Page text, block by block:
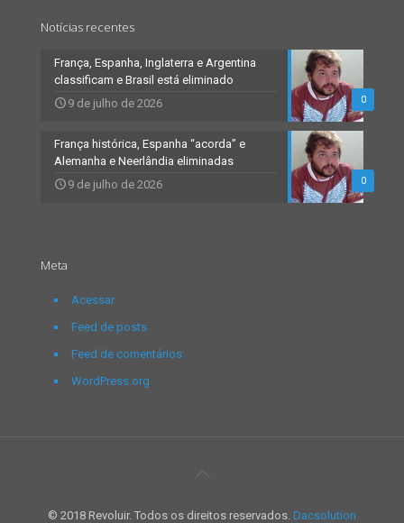
Notícias recentes
0
França, Espanha, Inglaterra e Argentina
classificam e Brasil está eliminado
9 de julho de 2026
0
França histórica, Espanha “acorda” e
Alemanha e Neerlândia eliminadas
9 de julho de 2026
Meta
Acessar
Feed de posts
Feed de comentários
WordPress.org
© 2018 Revoluir. Todos os direitos reservados. Dacsolution